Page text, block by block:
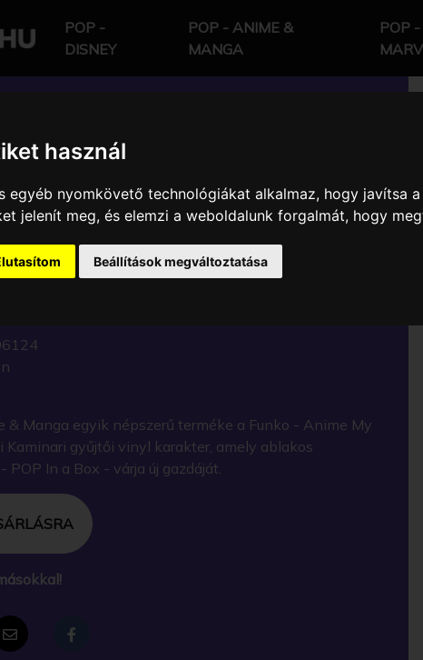
használ
egyéb nyomkövető technológiákat alkalmaz, hogy javítsa
jelenít meg, és elemzi a weboldalunk forgalmát, hogy
Beállítások megváltoztatása
POP -
DISNEY
POP - ANIME &
MANGA
POP -
BOX HU
ANIME MY HERO
DENKI KAMINARI
VINYL KARAKTER
& Manga egyik népszerű terméke a Funko - Anime My
Kaminari gyűjtői vinyl karakter, amely ablakos
POP In a Box - várja új gazdáját.